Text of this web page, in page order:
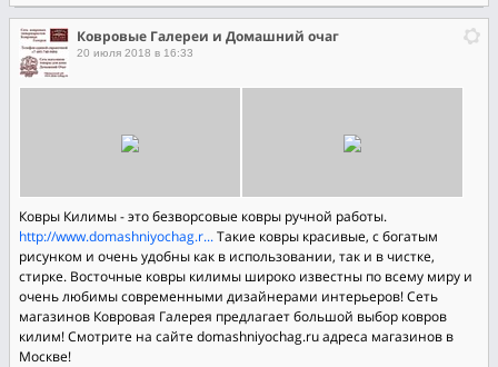
Ковровые Галереи и Домашний очаг
20 июля 2018 в 16:33
Ковры Килимы - это безворсовые ковры ручной работы.
http://www.domashniyochag.r...Такие ковры красивые, с богатым
рисунком и очень удобны как в использовании, так и в чистке,
стирке. Восточные ковры килимы широко известны по всему миру и
очень любимы современными дизайнерами интерьеров! Сеть
магазинов Ковровая Галерея предлагает большой выбор ковров
килим! Смотрите на сайте domashniyochag.ru адреса магазинов в
Москве!